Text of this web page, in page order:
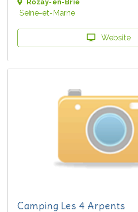
Rozay-en-Brie
Seine-et-Marne
Website
Camping Les 4 Arpents